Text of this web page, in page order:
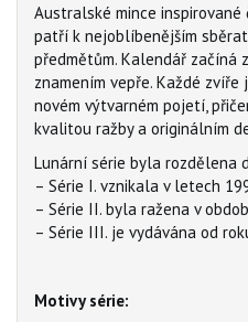
Australské mince
patří k nejoblíbenějším
předmětům. Kalendář začíná
znamením vepře. Každé
novém výtvarném pojetí,
kvalitou ražby a originálním
Lunární série byla rozdělena
– Série I. vznikala v letech
– Série II. byla ražena v
– Série III. je vydávána od
Motivy série: